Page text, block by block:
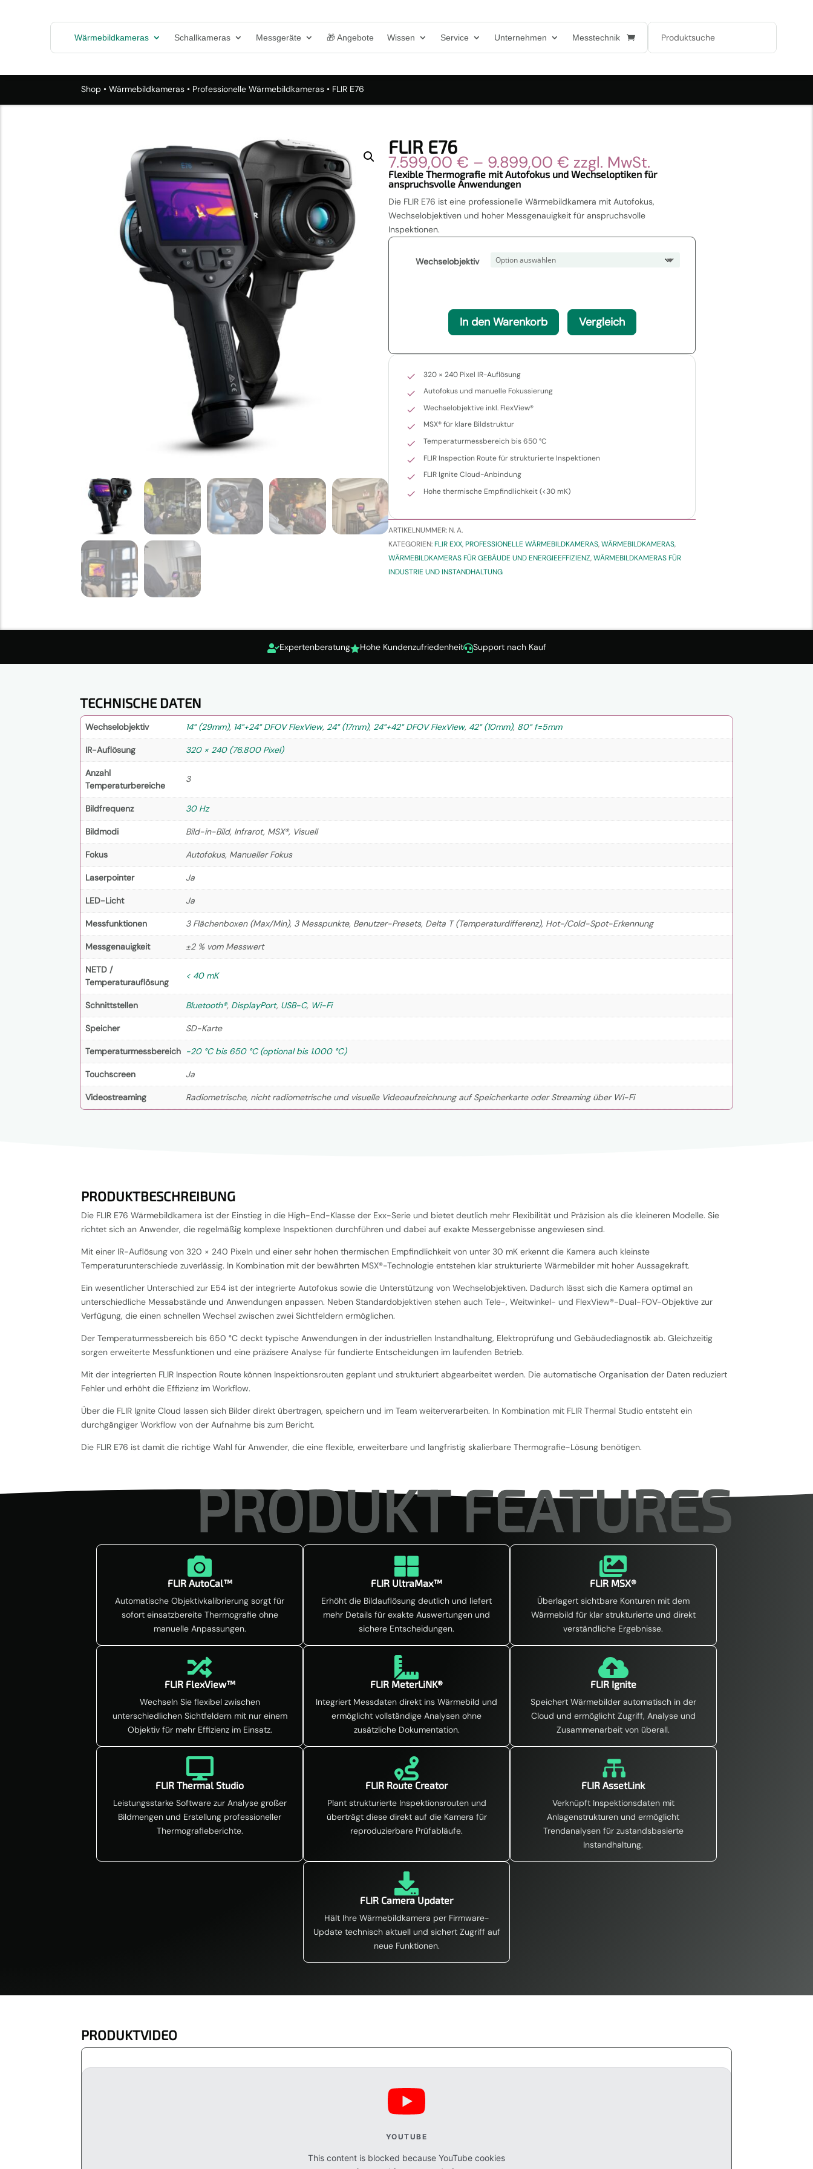
Wärmebildkameras Schallkameras Messgeräte 🎁 Angebote Wissen Service Unternehmen Messtechnik
Shop •Wärmebildkameras • Professionelle Wärmebildkameras • FLIR E76
FLIR E76
7.599,00€ – 9.899,00€ Preisspanne:
7.599,00 €
9.899,00 €
zzgl. MwSt.
Flexible Thermografie mit Autofokus und Wechseloptiken für
anspruchsvolle Anwendungen
Die FLIR E76 ist eine professionelle Wärmebildkamera mit Autofokus,
Wechselobjektiven und hoher Messgenauigkeit für anspruchsvolle
Inspektionen.
Wechselobjektiv
In den Warenkorb Vergleich
320 × 240 Pixel IR-Auflösung
Autofokus und manuelle Fokussierung
Wechselobjektive inkl. FlexView®
MSX® für klare Bildstruktur
Temperaturmessbereich bis 650 °C
FLIR Inspection Route für strukturierte Inspektionen
FLIR Ignite Cloud-Anbindung
Hohe thermische Empfindlichkeit (<30 mK)
ARTIKELNUMMER: N. A.
KATEGORIEN:FLIR EXX,PROFESSIONELLE WÄRMEBILDKAMERAS,WÄRMEBILDKAMERAS,
WÄRMEBILDKAMERAS FÜR GEBÄUDE UND ENERGIEEFFIZIENZ,WÄRMEBILDKAMERAS FÜR
INDUSTRIE UND INSTANDHALTUNG
ExpertenberatungHohe KundenzufriedenheitSupport nach Kauf
TECHNISCHE DATEN
Wechselobjektiv 14° (29mm), 14°+24° DFOV FlexView, 24° (17mm), 24°+42° DFOV FlexView, 42° (10mm), 80° f=5mm
IR-Auflösung 320 × 240 (76.800 Pixel)
Anzahl
Temperaturbereiche
3
Bildfrequenz 30 Hz
Bildmodi Bild-in-Bild, Infrarot, MSX®, Visuell
Fokus Autofokus, Manueller Fokus
Laserpointer Ja
LED-Licht Ja
Messfunktionen 3 Flächenboxen (Max/Min), 3 Messpunkte, Benutzer-Presets, Delta T (Temperaturdifferenz), Hot-/Cold-Spot-Erkennung
Messgenauigkeit ±2 % vom Messwert
NETD /
Temperaturauflösung
< 40 mK
Schnittstellen Bluetooth®, DisplayPort, USB-C, Wi-Fi
Speicher SD-Karte
Temperaturmessbereich -20 °C bis 650 °C (optional bis 1.000 °C)
Touchscreen Ja
Videostreaming Radiometrische, nicht radiometrische und visuelle Videoaufzeichnung auf Speicherkarte oder Streaming über Wi-Fi
PRODUKTBESCHREIBUNG
Die FLIR E76 Wärmebildkamera ist der Einstieg in die High-End-Klasse der Exx-Serie und bietet deutlich mehr Flexibilität und Präzision als die kleineren Modelle. Sie
richtet sich an Anwender, die regelmäßig komplexe Inspektionen durchführen und dabei auf exakte Messergebnisse angewiesen sind.
Mit einer IR-Auflösung von 320 × 240 Pixeln und einer sehr hohen thermischen Empfindlichkeit von unter 30 mK erkennt die Kamera auch kleinste
Temperaturunterschiede zuverlässig. In Kombination mit der bewährten MSX®-Technologie entstehen klar strukturierte Wärmebilder mit hoher Aussagekraft.
Ein wesentlicher Unterschied zur E54 ist der integrierte Autofokus sowie die Unterstützung von Wechselobjektiven. Dadurch lässt sich die Kamera optimal an
unterschiedliche Messabstände und Anwendungen anpassen. Neben Standardobjektiven stehen auch Tele-, Weitwinkel- und FlexView®-Dual-FOV-Objektive zur
Verfügung, die einen schnellen Wechsel zwischen zwei Sichtfeldern ermöglichen.
Der Temperaturmessbereich bis 650 °C deckt typische Anwendungen in der industriellen Instandhaltung, Elektroprüfung und Gebäudediagnostik ab. Gleichzeitig
sorgen erweiterte Messfunktionen und eine präzisere Analyse für fundierte Entscheidungen im laufenden Betrieb.
Mit der integrierten FLIR Inspection Route können Inspektionsrouten geplant und strukturiert abgearbeitet werden. Die automatische Organisation der Daten reduziert
Fehler und erhöht die Effizienz im Workflow.
Über die FLIR Ignite Cloud lassen sich Bilder direkt übertragen, speichern und im Team weiterverarbeiten. In Kombination mit FLIR Thermal Studio entsteht ein
durchgängiger Workflow von der Aufnahme bis zum Bericht.
Die FLIR E76 ist damit die richtige Wahl für Anwender, die eine flexible, erweiterbare und langfristig skalierbare Thermografie-Lösung benötigen.
PRODUKT FEATURES

FLIR AutoCal™
Automatische Objektivkalibrierung sorgt für
sofort einsatzbereite Thermografie ohne
manuelle Anpassungen.

FLIR UltraMax™
Erhöht die Bildauflösung deutlich und liefert
mehr Details für exakte Auswertungen und
sichere Entscheidungen.

FLIR MSX®
Überlagert sichtbare Konturen mit dem
Wärmebild für klar strukturierte und direkt
verständliche Ergebnisse.

FLIR FlexView™
Wechseln Sie flexibel zwischen
unterschiedlichen Sichtfeldern mit nur einem
Objektiv für mehr Effizienz im Einsatz.

FLIR MeterLiNK®
Integriert Messdaten direkt ins Wärmebild und
ermöglicht vollständige Analysen ohne
zusätzliche Dokumentation.

FLIR Ignite
Speichert Wärmebilder automatisch in der
Cloud und ermöglicht Zugriff, Analyse und
Zusammenarbeit von überall.

FLIR Thermal Studio
Leistungsstarke Software zur Analyse großer
Bildmengen und Erstellung professioneller
Thermografieberichte.

FLIR Route Creator
Plant strukturierte Inspektionsrouten und
überträgt diese direkt auf die Kamera für
reproduzierbare Prüfabläufe.

FLIR AssetLink
Verknüpft Inspektionsdaten mit
Anlagenstrukturen und ermöglicht
Trendanalysen für zustandsbasierte
Instandhaltung.

FLIR Camera Updater
Hält Ihre Wärmebildkamera per Firmware-
Update technisch aktuell und sichert Zugriff auf
neue Funktionen.
PRODUKTVIDEO
YOUTUBE
This content is blocked because YouTube cookies